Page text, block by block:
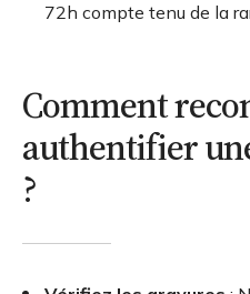
72h compte tenu de la
Comment
authentifier
?